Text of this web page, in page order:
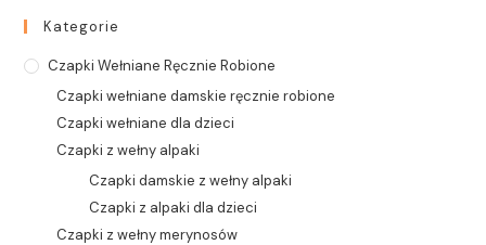
Kategorie
Czapki Wełniane Ręcznie Robione
Czapki wełniane damskie ręcznie robione
Czapki wełniane dla dzieci
Czapki z wełny alpaki
Czapki damskie z wełny alpaki
Czapki z alpaki dla dzieci
Czapki z wełny merynosów